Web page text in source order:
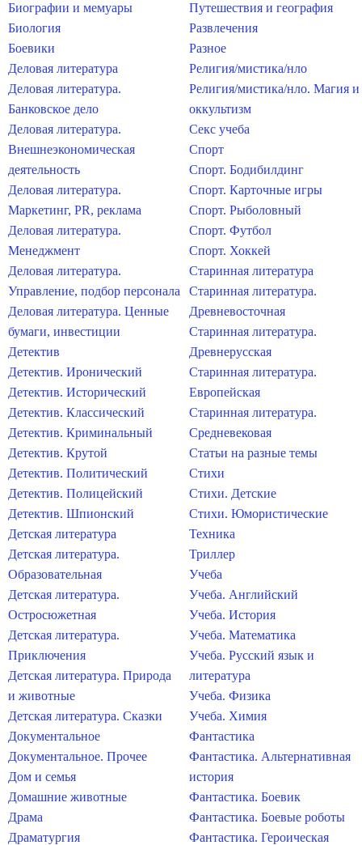
Биографии и мемуары
Биология
Боевики
Деловая литература
Деловая литература.
Банковское дело
Деловая литература.
Внешнеэкономическая
деятельность
Деловая литература.
Маркетинг, PR, реклама
Деловая литература.
Менеджмент
Деловая литература.
Управление, подбор персонала
Деловая литература. Ценные
бумаги, инвестиции
Детектив
Детектив. Иронический
Детектив. Исторический
Детектив. Классический
Детектив. Криминальный
Детектив. Крутой
Детектив. Политический
Детектив. Полицейский
Детектив. Шпионский
Детская литература
Детская литература.
Образовательная
Детская литература.
Остросюжетная
Детская литература.
Приключения
Детская литература. Природа
и животные
Детская литература. Сказки
Документальное
Документальное. Прочее
Дом и семья
Домашние животные
Драма
Драматургия
Путешествия и география
Развлечения
Разное
Религия/мистика/нло
Религия/мистика/нло. Магия и
оккультизм
Секс учеба
Спорт
Спорт. Бодибилдинг
Спорт. Карточные игры
Спорт. Рыболовный
Спорт. Футбол
Спорт. Хоккей
Старинная литература
Старинная литература.
Древневосточная
Старинная литература.
Древнерусская
Старинная литература.
Европейская
Старинная литература.
Средневековая
Статьи на разные темы
Стихи
Стихи. Детские
Стихи. Юмористические
Техника
Триллер
Учеба
Учеба. Английский
Учеба. История
Учеба. Математика
Учеба. Русский язык и
литература
Учеба. Физика
Учеба. Химия
Фантастика
Фантастика. Альтернативная
история
Фантастика. Боевик
Фантастика. Боевые роботы
Фантастика. Героическая